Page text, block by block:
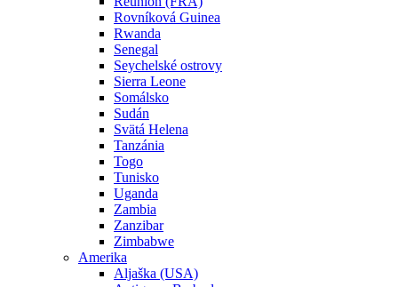
Rovníková Guinea
Rwanda
Senegal
Seychelské ostrovy
Sierra Leone
Somálsko
Sudán
Svätá Helena
Tanzánia
Togo
Tunisko
Uganda
Zambia
Zanzibar
Zimbabwe
Amerika
Aljaška (USA)